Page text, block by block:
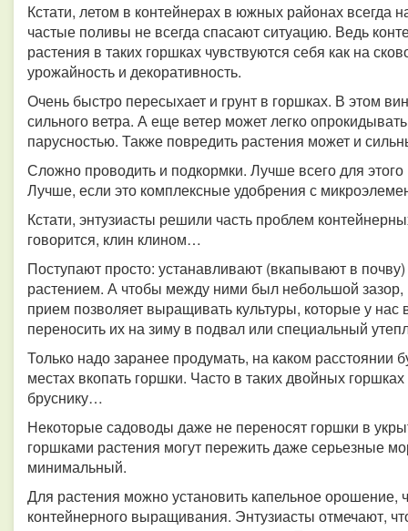
Кстати, летом в контейнерах в южных районах всегда
частые поливы не всегда спасают ситуацию. Ведь
растения в таких горшках чувствуются себя как на
урожайность и декоративность.
Очень быстро пересыхает и грунт в горшках. В этом
сильного ветра. А еще ветер может легко
парусностью. Также повредить растения может и
Сложно проводить и подкормки. Лучше всего для
Лучше, если это комплексные удобрения с
Кстати, энтузиасты решили часть проблем
говорится, клин клином…
Поступают просто: устанавливают (вкапывают в
растением. А чтобы между ними был небольшой
прием позволяет выращивать культуры, которые у нас
переносить их на зиму в подвал или специальный
Только надо заранее продумать, на каком расстоянии
местах вкопать горшки. Часто в таких двойных
бруснику…
Некоторые садоводы даже не переносят горшки в
горшками растения могут пережить даже серьезные
минимальный.
Для растения можно установить капельное орошение,
контейнерного выращивания. Энтузиасты отмечают,